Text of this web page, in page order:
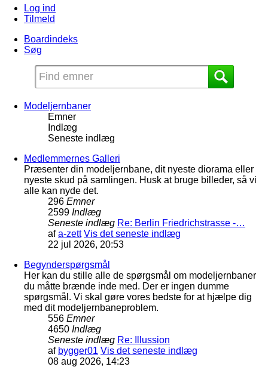
Log ind
Tilmeld
Boardindeks
Søg
Modeljernbaner
Emner
Indlæg
Seneste indlæg
Medlemmernes Galleri
Præsenter din modeljernbane, dit nyeste diorama eller
nyeste skud på samlingen. Husk at bruge billeder, så vi
alle kan nyde det.
296 Emner
2599 Indlæg
Seneste indlæg Re: Berlin Friedrichstrasse -…
afa-zett Vis det seneste indlæg
22 jul 2026, 20:53
Begynderspørgsmål
Her kan du stille alle de spørgsmål om modeljernbaner
du måtte brænde inde med. Der er ingen dumme
spørgsmål. Vi skal gøre vores bedste for at hjælpe dig
med dit modeljernbaneproblem.
556 Emner
4650 Indlæg
Seneste indlæg Re: Illussion
af bygger01 Vis det seneste indlæg
08 aug 2026, 14:23